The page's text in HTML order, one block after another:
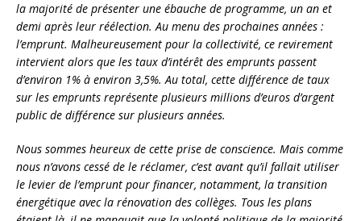
la majorité de présenter une ébauche de programme, un an et
demi après leur réélection. Au menu des prochaines années :
l’emprunt. Malheureusement pour la collectivité, ce revirement
intervient alors que les taux d’intérêt des emprunts passent
d’environ 1% à environ 3,5%. Au total, cette différence de taux
sur les emprunts représente plusieurs millions d’euros d’argent
public de différence sur plusieurs années.
Nous sommes heureux de cette prise de conscience. Mais comme
nous n’avons cessé de le réclamer, c’est avant qu’il fallait utiliser
le levier de l’emprunt pour financer, notamment, la transition
énergétique avec la rénovation des collèges. Tous les plans